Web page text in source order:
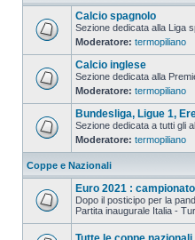
Calcio spagnolo
Sezione dedicata alla Liga
Moderatore: termopiliano
Calcio inglese
Sezione dedicata alla
Moderatore: termopiliano
Bundesliga, Ligue 1,
Sezione dedicata a tutti gli
Moderatore: termopiliano
Coppe e Nazionali
Euro 2021 :
Dopo il posticipo per la
Partita inaugurale Italia -